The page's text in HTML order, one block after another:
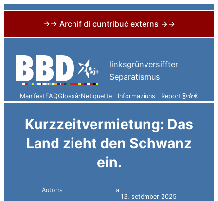
→→ Archif di cuntribuć externs →→
content
linksgrünversiffter
Separatismus
ManifestFAQGlossârNetiquette ≡Informaziuns ≡Report⦿☆€
Kurzzeitvermietung: Das
Land zieht den Schwanz
ein.
Autor:a
ai
13. setëmber 2025